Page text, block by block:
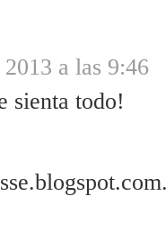
a las 9:46
sienta todo!